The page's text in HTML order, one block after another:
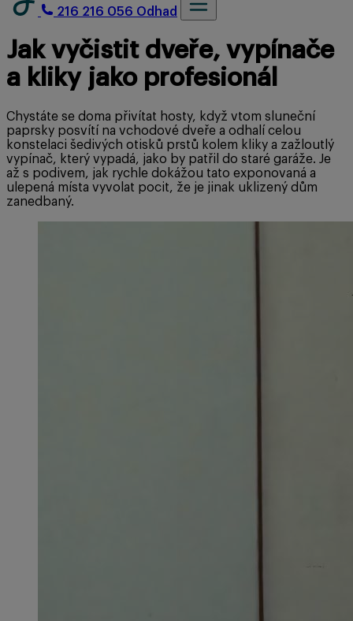
216 216 056 Odhad
Jak vyčistit dveře, vypínače
a kliky jako profesionál
Chystáte se doma přivítat hosty, když vtom sluneční
paprsky posvítí na vchodové dveře a odhalí celou
konstelaci šedivých otisků prstů kolem kliky a zažloutlý
vypínač, který vypadá, jako by patřil do staré garáže. Je
až s podivem, jak rychle dokážou tato exponovaná a
ulepená místa vyvolat pocit, že je jinak uklizený dům
zanedbaný.